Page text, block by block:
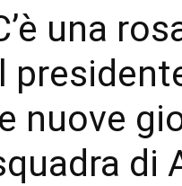
una
le nuove
di